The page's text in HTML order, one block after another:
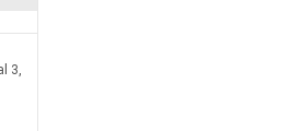
3,